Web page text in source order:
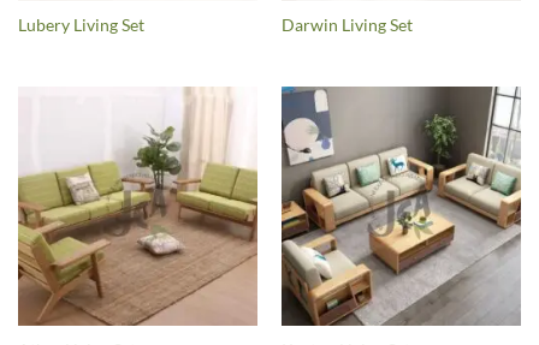
Lubery Living Set Darwin Living Set